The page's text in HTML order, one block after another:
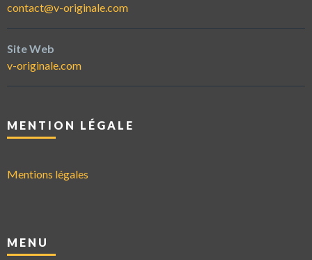
contact@v-originale.com
Site Web
v-originale.com
MENTION LÉGALE
Mentions légales
MENU